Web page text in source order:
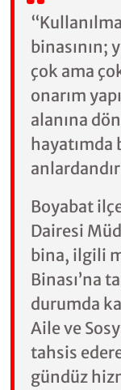
binasının;
çok ama
onarım
alanına
Boyabat
Dairesi
bina, ilgili
Binası’na
durumda
Aile ve
tahsis
gündüz